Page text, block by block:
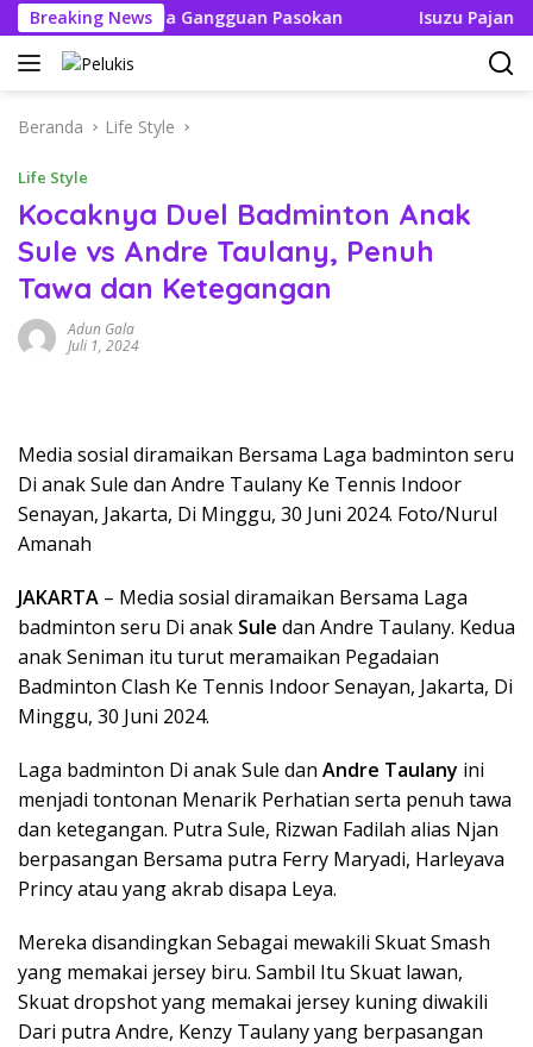
Langsung
ke
konten
Breaking News
Boleh Ada Gangguan Pasokan Isuzu Pajang
Beranda Life Style
Life Style
Kocaknya Duel Badminton Anak
Sule vs Andre Taulany, Penuh
Tawa dan Ketegangan
Adun Gala
Juli 1, 2024
Media sosial diramaikan Bersama Laga badminton seru
Di anak Sule dan Andre Taulany Ke Tennis Indoor
Senayan, Jakarta, Di Minggu, 30 Juni 2024. Foto/Nurul
Amanah
JAKARTA – Media sosial diramaikan Bersama Laga
badminton seru Di anak Sule dan Andre Taulany. Kedua
anak Seniman itu turut meramaikan Pegadaian
Badminton Clash Ke Tennis Indoor Senayan, Jakarta, Di
Minggu, 30 Juni 2024.
Laga badminton Di anak Sule dan Andre Taulany ini
menjadi tontonan Menarik Perhatian serta penuh tawa
dan ketegangan. Putra Sule, Rizwan Fadilah alias Njan
berpasangan Bersama putra Ferry Maryadi, Harleyava
Princy atau yang akrab disapa Leya.
Mereka disandingkan Sebagai mewakili Skuat Smash
yang memakai jersey biru. Sambil Itu Skuat lawan,
Skuat dropshot yang memakai jersey kuning diwakili
Dari putra Andre, Kenzy Taulany yang berpasangan